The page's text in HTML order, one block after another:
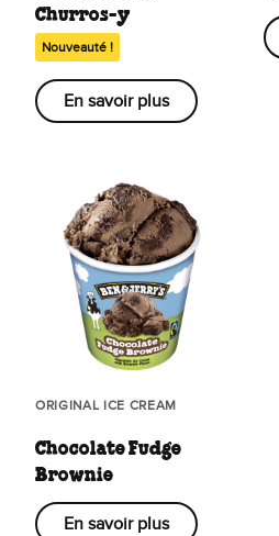
Churros-y
Nouveauté !
En savoir plus
ORIGINAL ICE CREAM
Chocolate Fudge
Brownie
En savoir plus